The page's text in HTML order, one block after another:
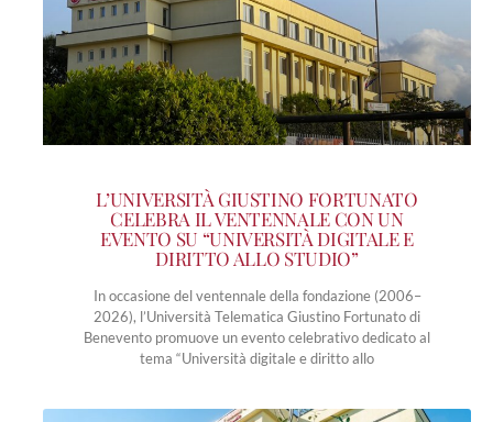
L’UNIVERSITÀ GIUSTINO FORTUNATO
CELEBRA IL VENTENNALE CON UN
EVENTO SU “UNIVERSITÀ DIGITALE E
DIRITTO ALLO STUDIO”
In occasione del ventennale della fondazione (2006–
2026), l’Università Telematica Giustino Fortunato di
Benevento promuove un evento celebrativo dedicato al
tema “Università digitale e diritto allo